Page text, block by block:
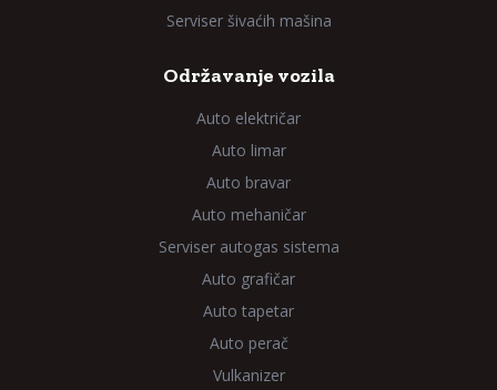
Serviser šivaćih mašina
Održavanje vozila
Auto električar
Auto limar
Auto bravar
Auto mehaničar
Serviser autogas sistema
Auto grafičar
Auto tapetar
Auto perač
Vulkanizer